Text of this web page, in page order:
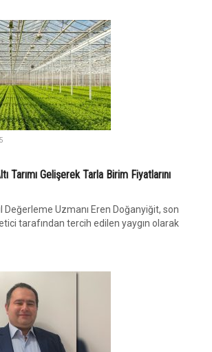
Tarımı Gelişerek Tarla Birim Fiyatlarını
Değerleme Uzmanı Eren Doğanyiğit, son
tarafından tercih edilen yaygın olarak